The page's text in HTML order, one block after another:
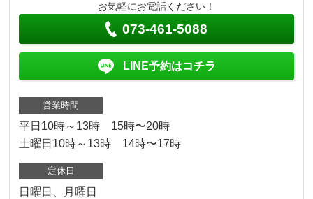
お気軽にお電話ください！
073-461-5088
LINE予約はコチラ
営業時間
平日10時～13時 15時〜20時
土曜日10時～13時 14時〜17時
定休日
日曜日、月曜日